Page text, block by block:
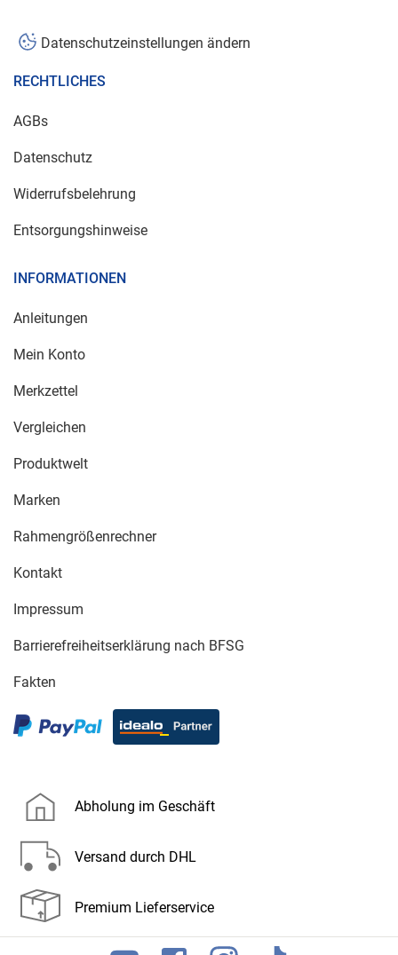
Datenschutzeinstellungen ändern
RECHTLICHES
AGBs
Datenschutz
Widerrufsbelehrung
Entsorgungshinweise
INFORMATIONEN
Anleitungen
Mein Konto
Merkzettel
Vergleichen
Produktwelt
Marken
Rahmengrößenrechner
Kontakt
Impressum
Barrierefreiheitserklärung nach BFSG
Fakten
Abholung im Geschäft
Versand durch DHL
Premium Lieferservice